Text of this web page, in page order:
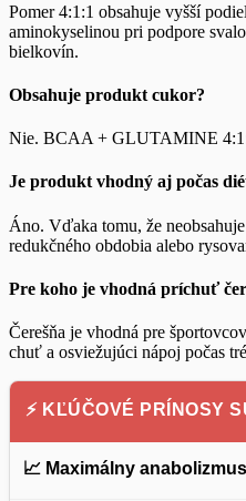
Pomer 4:1:1 obsahuje vyšší
aminokyselinou pri podpore
bielkovín.
Obsahuje produkt cukor?
Nie. BCAA + GLUTAMINE
Je produkt vhodný aj počas
Áno. Vďaka tomu, že
redukčného obdobia alebo
Pre koho je vhodná príchuť
Čerešňa je vhodná pre
chuť a osviežujúci nápoj počas
⚡ KĽÚČOVÉ PRÍNOSY
📈 Maximálny anabolizmus